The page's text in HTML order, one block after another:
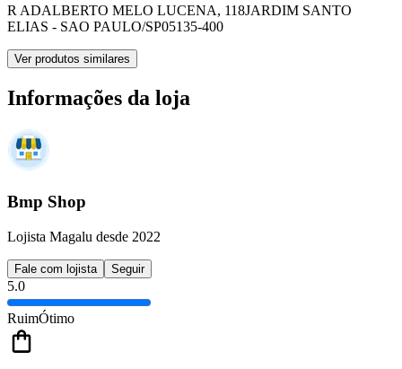
R ADALBERTO MELO LUCENA, 118JARDIM SANTO
ELIAS - SAO PAULO/SP05135-400
Ver produtos similares
Informações da loja
Bmp Shop
Lojista Magalu desde 2022
Fale com lojista Seguir
5.0
RuimÓtimo